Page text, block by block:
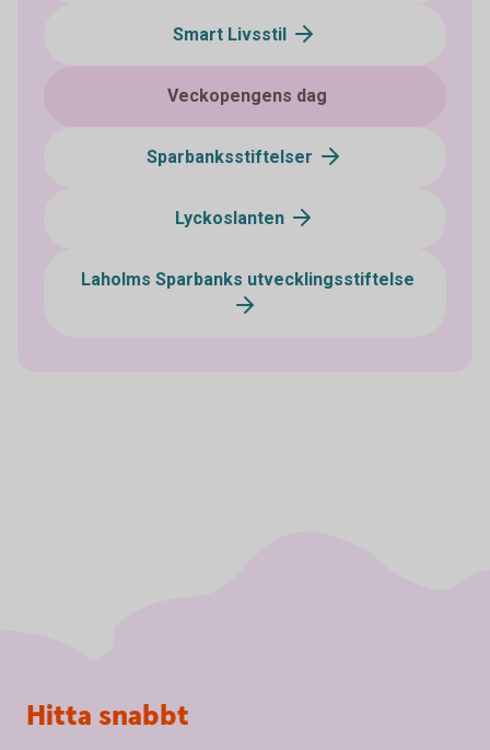
Smart Livsstil
Veckopengens dag
Sparbanksstiftelser
Lyckoslanten
Laholms Sparbanks utvecklingsstiftelse
Sidfot
Hitta snabbt